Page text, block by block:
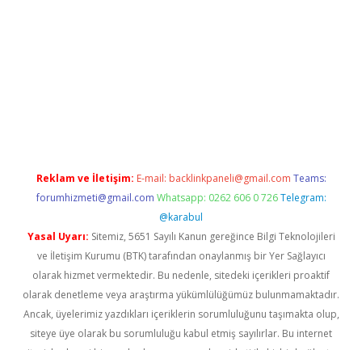
Reklam ve İletişim: E-mail: backlinkpaneli@gmail.com Teams:
forumhizmeti@gmail.com Whatsapp: 0262 606 0 726 Telegram:
@karabul
Yasal Uyarı: Sitemiz, 5651 Sayılı Kanun gereğince Bilgi Teknolojileri
ve İletişim Kurumu (BTK) tarafından onaylanmış bir Yer Sağlayıcı
olarak hizmet vermektedir. Bu nedenle, sitedeki içerikleri proaktif
olarak denetleme veya araştırma yükümlülüğümüz bulunmamaktadır.
Ancak, üyelerimiz yazdıkları içeriklerin sorumluluğunu taşımakta olup,
siteye üye olarak bu sorumluluğu kabul etmiş sayılırlar. Bu internet